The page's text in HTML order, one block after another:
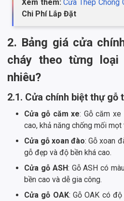
Xem thêm:Cửa Thép Chống
Chi Phí Lắp Đặt
2. Bảng giá cửa
cháy theo từng
nhiêu?
2.1. Cửa chính biệt thự gỗ
Cửa gỗ căm xe: Gỗ căm
cao, khả năng chống mối
Cửa gỗ xoan đào: Gỗ xoan
gỗ đẹp và độ bền khá cao.
Cửa gỗ ASH: Gỗ ASH có
bền cao và dễ gia công.
Cửa gỗ OAK: Gỗ OAK có